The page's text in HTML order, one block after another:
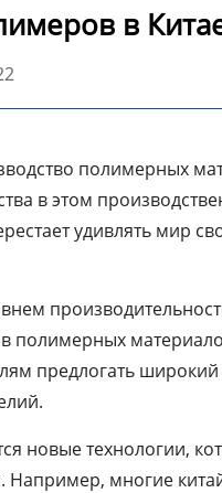
в
полимерных
в этом
удивлять
предлогать
новые технологии,
Например, многие